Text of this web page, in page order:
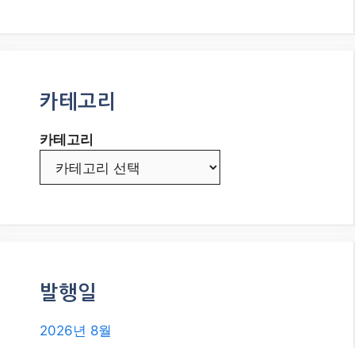
카테고리
카테고리
발행일
2026년 8월